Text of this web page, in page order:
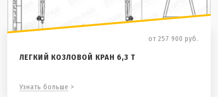
от 257 900 руб.
ЛЕГКИЙ КОЗЛОВОЙ КРАН 6,3 Т
Узнать больше >